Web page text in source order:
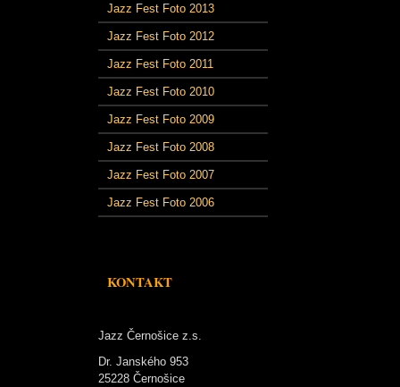
Jazz Fest Foto 2013
Jazz Fest Foto 2012
Jazz Fest Foto 2011
Jazz Fest Foto 2010
Jazz Fest Foto 2009
Jazz Fest Foto 2008
Jazz Fest Foto 2007
Jazz Fest Foto 2006
KONTAKT
Jazz Černošice z.s.
Dr. Janského 953
25228 Černošice